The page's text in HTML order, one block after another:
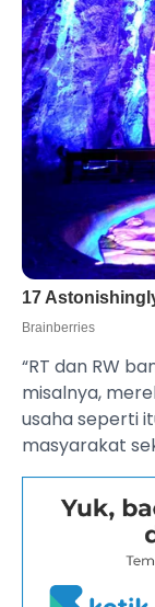
“RT dan RW
misalnya,
usaha seperti
masyarakat